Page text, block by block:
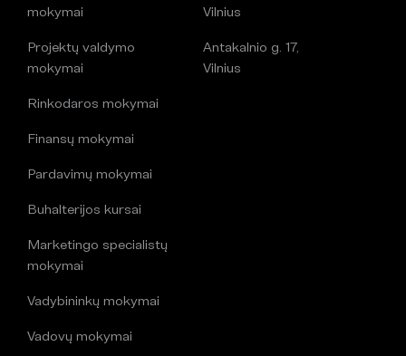
mokymai
Projektų valdymo
mokymai
Rinkodaros mokymai
Finansų mokymai
Pardavimų mokymai
Buhalterijos kursai
Marketingo specialistų
mokymai
Vadybininkų mokymai
Vadovų mokymai
Vilnius
Antakalnio g. 17,
Vilnius